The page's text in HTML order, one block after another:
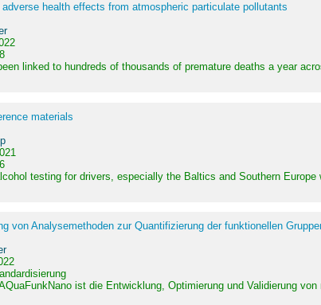
health effects from atmospheric particulate pollutants
linked to hundreds of thousands of premature deaths a year
materials
testing for drivers, especially the Baltics and Southern
von Analysemethoden zur Quantifizierung der funktionellen
ist die Entwicklung, Optimierung und Validierung